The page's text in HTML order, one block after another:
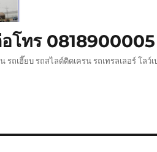
โทร
รถเฮี๊ยบ รถสไลด์ติดเครน รถเทรลเลอร์ โ